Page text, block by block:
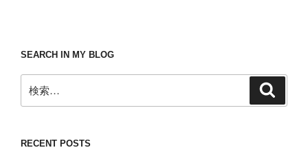
SEARCH IN MY BLOG
索:
RECENT POSTS